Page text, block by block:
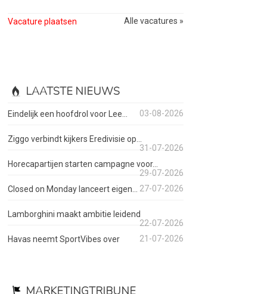
Vacature plaatsen Alle vacatures »
LAATSTE NIEUWS
Eindelijk een hoofdrol voor Lee... 03-08-2026
Ziggo verbindt kijkers Eredivisie op...
31-07-2026
Horecapartijen starten campagne voor...
29-07-2026
Closed on Monday lanceert eigen...
27-07-2026
Lamborghini maakt ambitie leidend
22-07-2026
Havas neemt SportVibes over
21-07-2026
MARKETINGTRIBUNE